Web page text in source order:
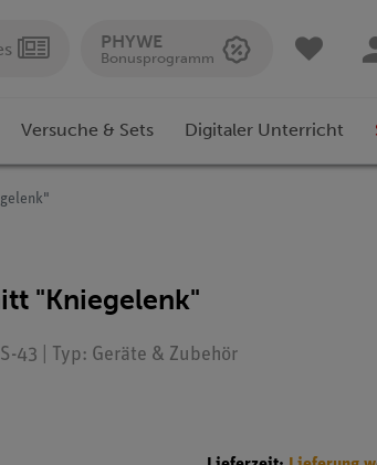
PHYWE
Bonusprogramm
Versuche & Sets Digitaler Unterricht
"Kniegelenk"
43 | Typ: Geräte & Zubehör